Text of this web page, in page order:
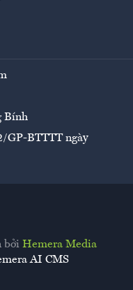
Bính
GP-BTTTT ngày
bởi Hemera Media
AI CMS